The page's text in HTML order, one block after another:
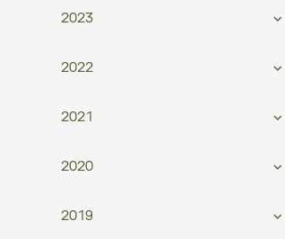
2023
2022
2021
2020
2019